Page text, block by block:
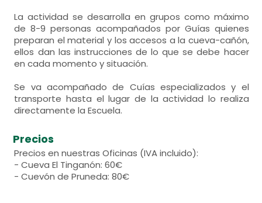
La actividad se desarrolla en grupos como máximo
de 8-9 personas acompañados por Guías quienes
preparan el material y los accesos a la cueva-cañón,
ellos dan las instrucciones de lo que se debe hacer
en cada momento y situación.
Se va acompañado de Cuías especializados y el
transporte hasta el lugar de la actividad lo realiza
directamente la Escuela.
Precios
Precios en nuestras Oficinas (IVA incluido):
- Cueva El Tinganón: 60€
- Cuevón de Pruneda: 80€